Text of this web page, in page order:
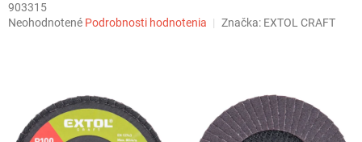
903315
Priemerné
hviezdičiek.
Neohodnotené Podrobnosti hodnotenia Značka: EXTOL CRAFT